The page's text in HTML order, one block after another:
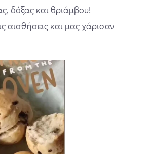
δόξας και θριάμβου!
αισθήσεις και μας χάρισαν